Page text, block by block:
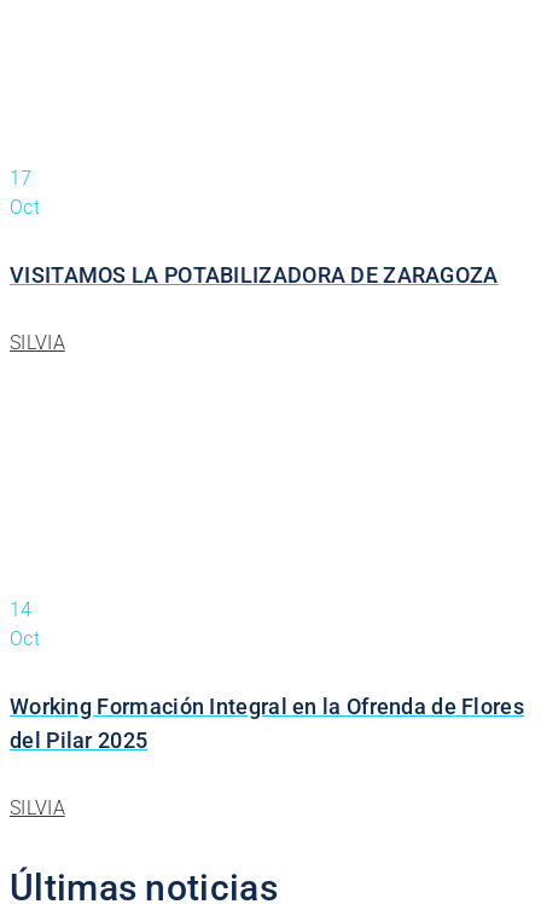
17
Oct
VISITAMOS LA POTABILIZADORA DE ZARAGOZA
SILVIA
14
Oct
Working Formación Integral en la Ofrenda de Flores
del Pilar 2025
SILVIA
Últimas noticias